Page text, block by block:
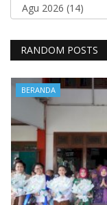
RANDOM POSTS
BERANDA